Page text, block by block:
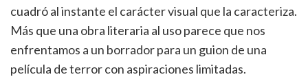
cuadró al instante el carácter visual que la caracteriza.
Más que una obra literaria al uso parece que nos
enfrentamos a un borrador para un guion de una
película de terror con aspiraciones limitadas.